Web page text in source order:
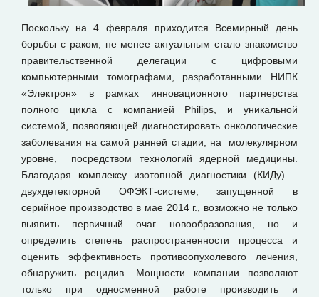
Поскольку на 4 февраля приходится Всемирный день
борьбы с раком, не менее актуальным стало знакомство
правительственной делегации с цифровыми
компьютерными томографами, разработанными НИПК
«Электрон» в рамках инновационного партнерства
полного цикла с компанией Philips, и уникальной
системой, позволяющей диагностировать онкологические
заболевания на самой ранней стадии, на молекулярном
уровне, посредством технологий ядерной медицины.
Благодаря комплексу изотопной диагностики (КИДу) –
двухдетекторной ОФЭКТ-системе, запущенной в
серийное производство в мае 2014 г., возможно не только
выявить первичный очаг новообразования, но и
определить степень распространенности процесса и
оценить эффективность противоопухолевого лечения,
обнаружить рецидив. Мощности компании позволяют
только при односменной работе производить и